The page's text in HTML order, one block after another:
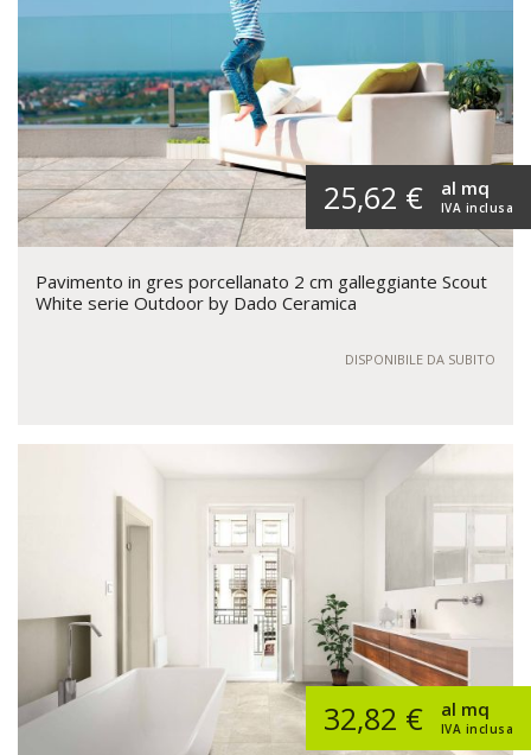
25,62 € IVA inclusa
al mq
Pavimento in gres porcellanato 2 cm galleggiante Scout
White serie Outdoor by Dado Ceramica
DISPONIBILE DA SUBITO
32,82 € IVA inclusa
al mq